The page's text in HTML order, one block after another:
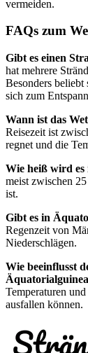
vermeiden.
FAQs zum
Gibt es einen
hat mehrere
Besonders
sich zum
Wann ist das
Reisezeit ist
regnet und die
Wie heiß wird
meist zwischen
ist.
Gibt es in
Regenzeit von
Niederschlägen.
Wie beeinflusst
Temperaturen
ausfallen können.